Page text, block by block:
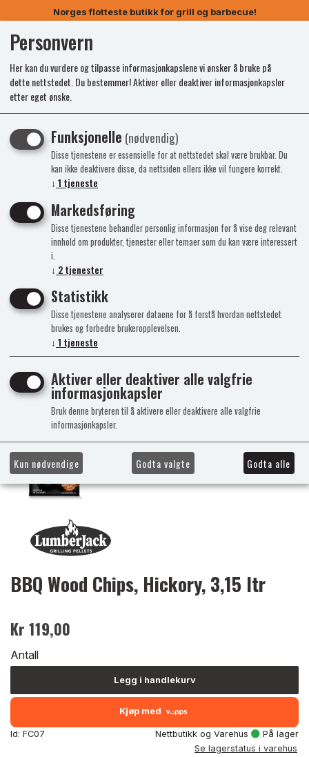
Norges flotteste butikk for grill og barbecue!
BBQ Wood Chips, Hickory, 3,15 ltr
Kr 119,00
Antall
Legg i handlekurv
Kjøp med
Id: FC07 Nettbutikk og Varehus
På lager
Se lagerstatus i varehus
Personvern
Her kan du vurdere og tilpasse informasjonkapslene vi ønsker å bruke på
dette nettstedet. Du bestemmer! Aktiver eller deaktiver informasjonkapsler
etter eget ønske.
Funksjonelle (nødvendig)
Disse tjenestene er essensielle for at nettstedet skal være brukbar. Du
kan ikke deaktivere disse, da nettsiden ellers ikke vil fungere korrekt.
↓ 1 tjeneste
Markedsføring
Disse tjenestene behandler personlig informasjon for å vise deg relevant
innhold om produkter, tjenester eller temaer som du kan være interessert
i.
↓ 2tjenester
Statistikk
Disse tjenestene analyserer dataene for å forstå hvordan nettstedet
brukes og forbedre brukeropplevelsen.
↓ 1 tjeneste
Aktiver eller deaktiver alle valgfrie
informasjonkapsler
Bruk denne bryteren til å aktivere eller deaktivere alle valgfrie
informasjonkapsler.
Kun nødvendige Godta valgte Godta alle